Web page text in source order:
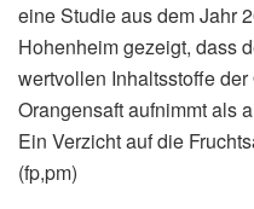
eine Studie aus dem Jahr
Hohenheim gezeigt, dass
wertvollen Inhaltsstoffe
Orangensaft aufnimmt als
Ein Verzicht auf die
(fp,pm)